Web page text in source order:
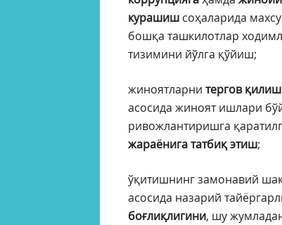
курашиш соҳаларида
бошқа ташкилотлар
тизимини йўлга қўйиш;
жиноятларни тергов
асосида жиноят ишлари
ривожлантиришга
жараёнига татбиқ этиш;
ўқитишнинг замонавий
асосида назарий
боғлиқлигини, шу